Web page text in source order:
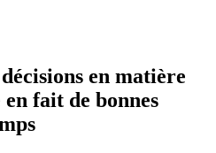
en matière
fait de bonnes